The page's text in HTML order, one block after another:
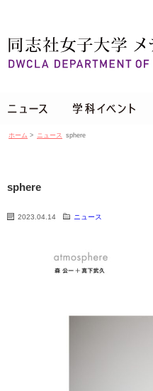
ホーム > ニュース sphere
sphere
2023.04.14 ニュース